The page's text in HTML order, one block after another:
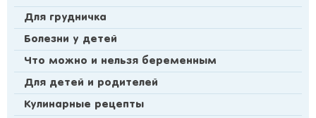
Для грудничка
Болезни у детей
Что можно и нельзя беременным
Для детей и родителей
Кулинарные рецепты